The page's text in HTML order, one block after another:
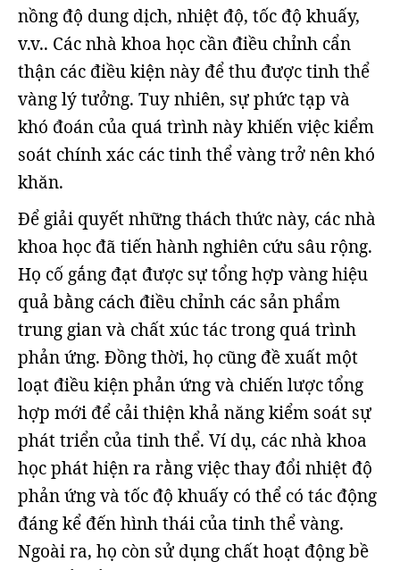
nồng độ dung dịch, nhiệt độ, tốc độ khuấy,
v.v.. Các nhà khoa học cần điều chỉnh cẩn
thận các điều kiện này để thu được tinh thể
vàng lý tưởng. Tuy nhiên, sự phức tạp và
khó đoán của quá trình này khiến việc kiểm
soát chính xác các tinh thể vàng trở nên khó
khăn.
Để giải quyết những thách thức này, các nhà
khoa học đã tiến hành nghiên cứu sâu rộng.
Họ cố gắng đạt được sự tổng hợp vàng hiệu
quả bằng cách điều chỉnh các sản phẩm
trung gian và chất xúc tác trong quá trình
phản ứng. Đồng thời, họ cũng đề xuất một
loạt điều kiện phản ứng và chiến lược tổng
hợp mới để cải thiện khả năng kiểm soát sự
phát triển của tinh thể. Ví dụ, các nhà khoa
học phát hiện ra rằng việc thay đổi nhiệt độ
phản ứng và tốc độ khuấy có thể có tác động
đáng kể đến hình thái của tinh thể vàng.
Ngoài ra, họ còn sử dụng chất hoạt động bề